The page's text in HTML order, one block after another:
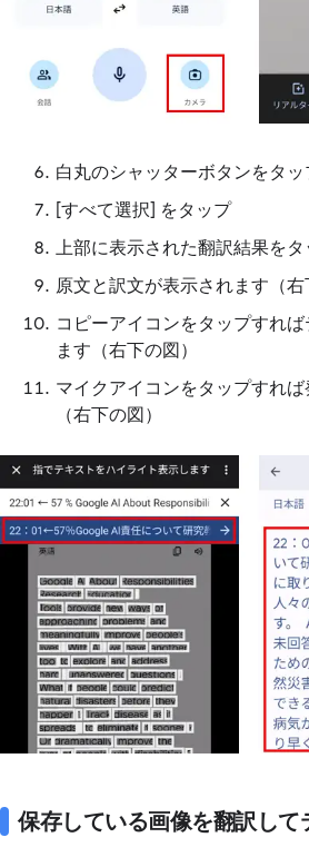
白丸のシャッターボタンをタ
[すべて選択] をタップ
上部に表示された翻訳結果をタ
原文と訳文が表示されます（右
コピーアイコンをタップすれ
ます（右下の図）
マイクアイコンをタップすれ
（右下の図）
保存している画像を翻訳して